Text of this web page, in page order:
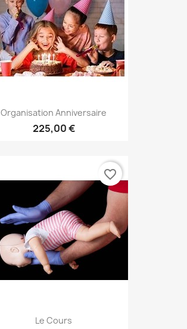
Organisation Anniversaire
225,00 €
Le Cours
favorite_border